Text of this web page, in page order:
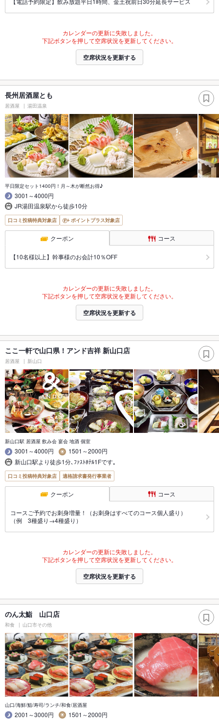
カレンダーの更新に失敗しました。
下記ボタンを押して空席状況を更新してください。
空席状況を更新する
長州居酒屋とも
居酒屋 湯田温泉
平日限定セット1400円！月～木が断然お得♪
3001～4000円
JR湯田温泉駅から徒歩10分
口コミ投稿特典対象店 ポイントプラス対象店
クーポン コース
【10名様以上】幹事様のお会計10％OFF
カレンダーの更新に失敗しました。
下記ボタンを押して空席状況を更新してください。
空席状況を更新する
ここ一軒で山口県！アンド吉祥 新山口店
居酒屋 新山口
新山口駅 居酒屋 飲み会 宴会 地酒 個室
3001～4000円
1501～2000円
新山口駅より徒歩1分､ﾌｧｽﾄﾎﾃﾙ1Fです｡
口コミ投稿特典対象店 適格請求書発行事業者
クーポン コース
コースご予約でお刺身増量！（お刺身はすべてのコース個人盛り）
（例 3種盛り→4種盛り）
カレンダーの更新に失敗しました。
下記ボタンを押して空席状況を更新してください。
空席状況を更新する
のん太鮨 山口店
和食 山口市その他
山口/海鮮/鮨/寿司/ランチ/和食/居酒屋
2001～3000円
1501～2000円